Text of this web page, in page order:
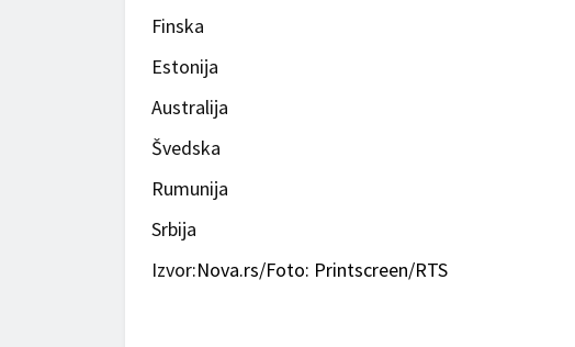
Finska
Estonija
Australija
Švedska
Rumunija
Srbija
Izvor:Nova.rs/Foto: Printscreen/RTS